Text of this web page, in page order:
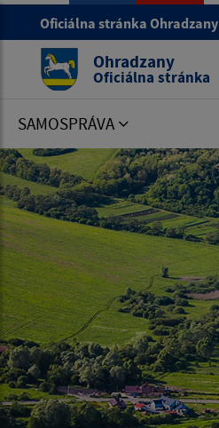
Oficiálna stránka Ohradzany
Ohradzany
Oficiálna stránka
SAMOSPRÁVA